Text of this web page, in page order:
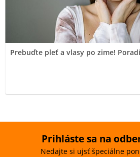
Prebuďte pleť a vlasy po zime!
Prihláste sa na
Nedajte si ujsť špeciálne